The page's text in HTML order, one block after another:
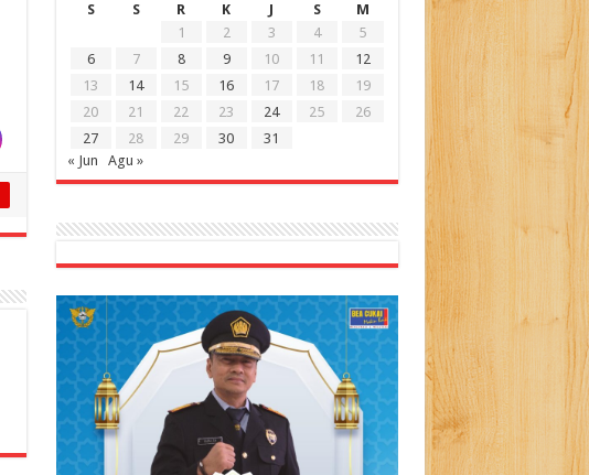
S
S R K J S
M
1
2 3 4
5
6
7 8 9 10 11
12
13
14 15 16 17 18
19
20
21 22 23 24 25
26
27
28 29 30
31
« Jun
Agu »